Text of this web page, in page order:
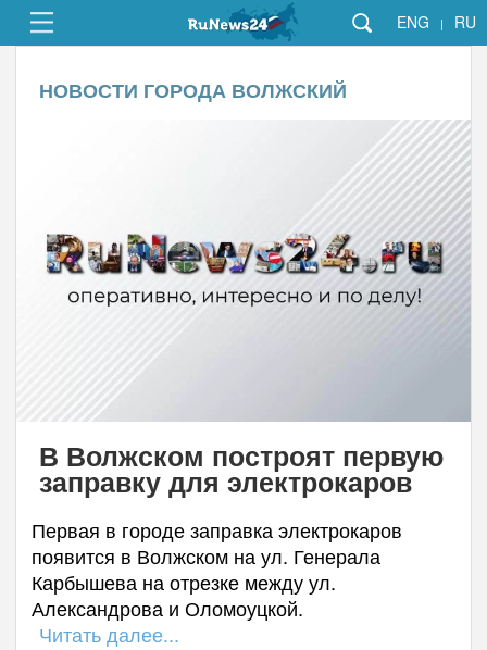
ENG | RU
НОВОСТИ ГОРОДА ВОЛЖСКИЙ
В Волжском построят первую
заправку для электрокаров
Первая в городе заправка электрокаров
появится в Волжском на ул. Генерала
Карбышева на отрезке между ул.
Александрова и Оломоуцкой.
Читать далее...